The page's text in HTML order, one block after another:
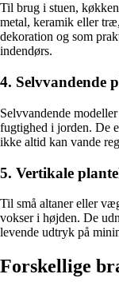
Til brug i stuen,
metal, keramik eller
dekoration og som
indendørs.
4. Selvvandende
Selvvandende
fugtighed i jorden. De
ikke altid kan vande
5. Vertikale
Til små altaner eller
vokser i højden. De
levende udtryk på
Forskellige